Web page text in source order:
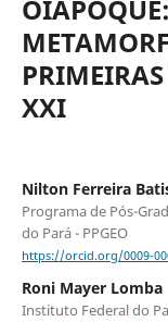
XXI
Nilton Ferreira
Programa de Pós-
do Pará - PPGEO
https://orcid.org/0009-
Roni Mayer Lomba
Instituto Federal do